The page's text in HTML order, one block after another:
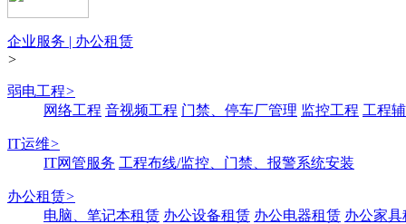
企业服务 | 办公租赁
>
弱电工程>
网络工程 音视频工程 门禁、停车厂管理 监控工程 工程
IT运维>
IT网管服务 工程布线/监控、门禁、报警系统安装
办公租赁>
电脑、笔记本租赁 办公设备租赁 办公电器租赁 办公家具